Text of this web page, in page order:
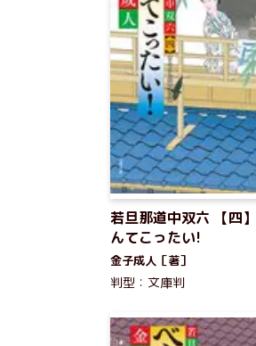
若旦那道中双六 【四
んてこったい!
金子成人［著］
判型：文庫判